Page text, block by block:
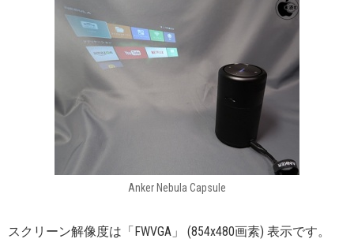
Anker Nebula Capsule
スクリーン解像度は「FWVGA」 (854x480画素) 表示です。